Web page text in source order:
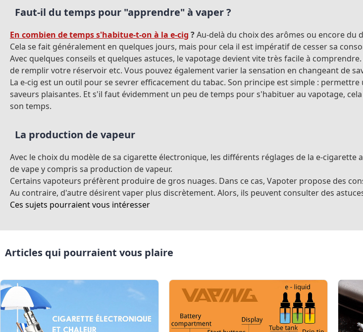
Faut-il du temps pour "apprendre" à vaper ?
En combien de temps s'habitue-t-on à la e-cig ?Au-delà du choix des arômes ou encore
Cela se fait généralement en quelques jours, mais pour cela il est impératif de cesser sa
Avec quelques conseils et quelques astuces, le vapotage devient vite très facile à
de remplir votre réservoir etc. Vous pouvez également varier la sensation en changeant de
La e-cig est un outil pour se sevrer efficacement du tabac. Son principe est simple :
saveurs plaisantes. Et s'il faut évidemment un peu de temps pour s'habituer au vapotage,
son temps.
La production de vapeur
Avec le choix du modèle de sa cigarette électronique, les différents réglages de la e-
de vape y compris sa production de vapeur.
Certains vapoteurs préfèrent produire de gros nuages. Dans ce cas, Vapoter propose des
Au contraire, d'autre désirent vaper plus discrètement. Alors, ils peuvent consulter des
Ces sujets pourraient vous intéresser
Articles qui pourraient vous plaire